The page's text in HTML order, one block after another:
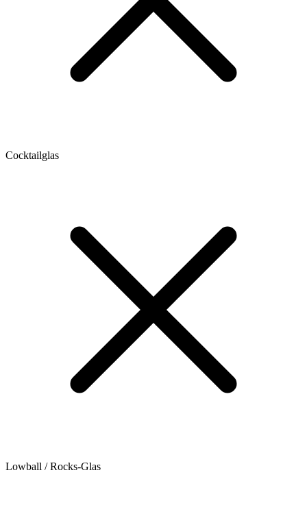
Cocktailglas
Lowball / Rocks-Glas